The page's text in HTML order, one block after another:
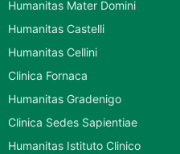
Humanitas Mater Domini
Humanitas Castelli
Humanitas Cellini
Clinica Fornaca
Humanitas Gradenigo
Clinica Sedes Sapientiae
Humanitas Istituto Clinico